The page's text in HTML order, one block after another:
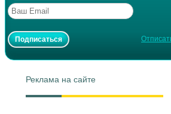
Реклама на сайте